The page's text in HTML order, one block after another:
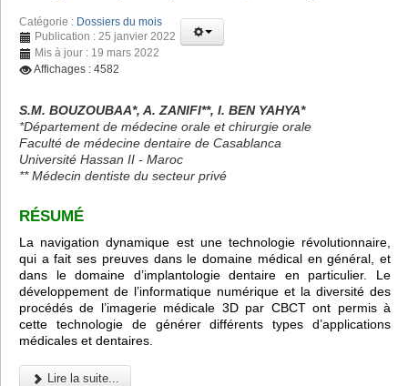
Catégorie : Dossiers du mois
Publication : 25 janvier 2022
Mis à jour : 19 mars 2022
Affichages : 4582
S.M. BOUZOUBAA*, A. ZANIFI**, I. BEN YAHYA*
*Département de médecine orale et chirurgie orale
Faculté de médecine dentaire de Casablanca
Université Hassan II - Maroc
** Médecin dentiste du secteur privé
RÉSUMÉ
La navigation dynamique est une technologie révolutionnaire,
qui a fait ses preuves dans le domaine médical en général, et
dans le domaine d’implantologie dentaire en particulier. Le
développement de l’informatique numérique et la diversité des
procédés de l’imagerie médicale 3D par CBCT ont permis à
cette technologie de générer différents types d’applications
médicales et dentaires.
Lire la suite...